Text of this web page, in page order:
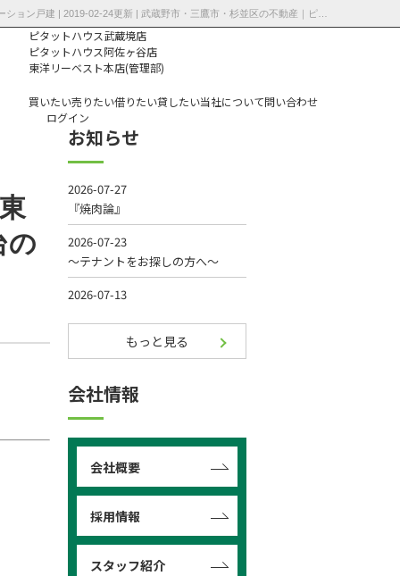
ピタットハウス武蔵境店
ピタットハウス阿佐ヶ谷店
東洋リーベスト本店(管理部)
買いたい売りたい借りたい貸したい当社について問い合わせ
ログイン
の
お知らせ
もっと見る
会社情報
会社概要
採用情報
スタッフ紹介